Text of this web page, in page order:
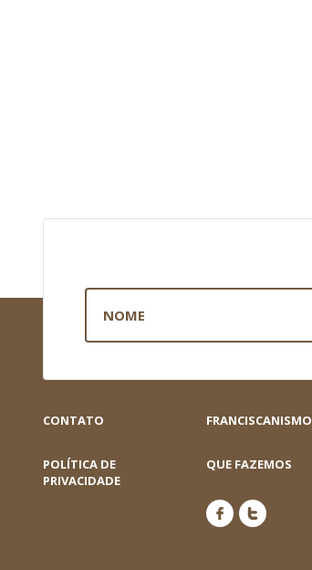
CONTATO FRANCISCANISMO
POLÍTICA DE
PRIVACIDADE
QUE FAZEMOS